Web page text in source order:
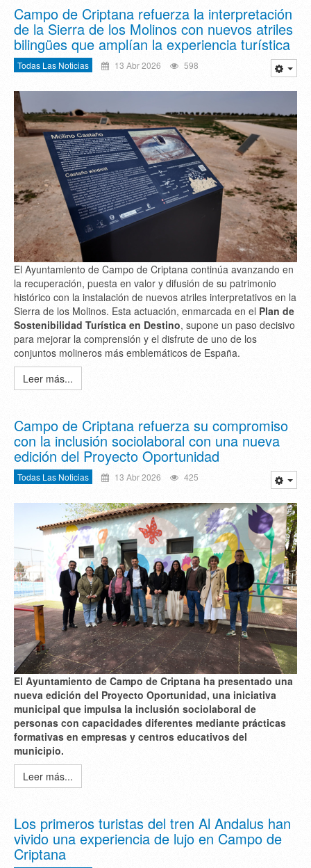
Campo de Criptana refuerza la interpretación
de la Sierra de los Molinos con nuevos atriles
bilingües que amplían la experiencia turística
Todas Las Noticias 13 Abr 2026 598
El Ayuntamiento de Campo de Criptana continúa avanzando en
la recuperación, puesta en valor y difusión de su patrimonio
histórico con la instalación de nuevos atriles interpretativos en la
Sierra de los Molinos. Esta actuación, enmarcada en el Plan de
Sostenibilidad Turística en Destino, supone un paso decisivo
para mejorar la comprensión y el disfrute de uno de los
conjuntos molineros más emblemáticos de España.
Leer más...
Campo de Criptana refuerza su compromiso
con la inclusión sociolaboral con una nueva
edición del Proyecto Oportunidad
Todas Las Noticias 13 Abr 2026 425
El Ayuntamiento de Campo de Criptana ha presentado una
nueva edición del Proyecto Oportunidad, una iniciativa
municipal que impulsa la inclusión sociolaboral de
personas con capacidades diferentes mediante prácticas
formativas en empresas y centros educativos del
municipio.
Leer más...
Los primeros turistas del tren Al Andalus han
vivido una experiencia de lujo en Campo de
Criptana